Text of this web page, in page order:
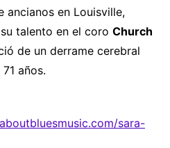
ancianos en Louisville,
talento en el coro Church
de un derrame cerebral
años.
sara-